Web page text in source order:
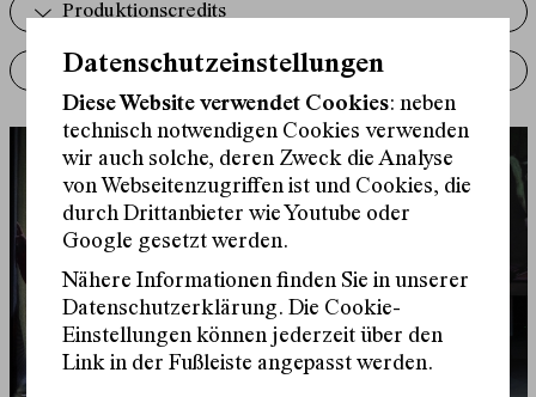
Produktionscredits
Aufführungsrechte
Datenschutzeinstellungen
Diese Website verwendet Cookies: neben
technisch notwendigen Cookies verwenden
wir auch solche, deren Zweck die Analyse
von Webseitenzugriffen ist und Cookies, die
durch Drittanbieter wie Youtube oder
Google gesetzt werden.
Nähere Informationen finden Sie in unserer
Datenschutzerklärung. Die Cookie-
Einstellungen können jederzeit über den
Link in der Fußleiste angepasst werden.